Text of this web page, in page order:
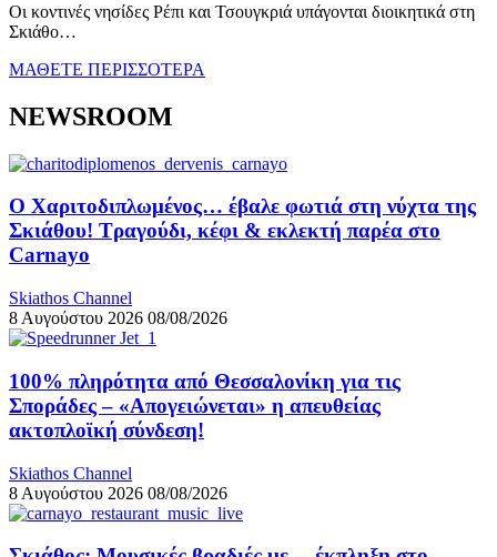
Οι κοντινές νησίδες Ρέπι και Τσουγκριά υπάγονται διοικητικά στη
Σκιάθο…
ΜΑΘΕΤΕ ΠΕΡΙΣΣΟΤΕΡΑ
NEWSROOM
Ο Χαριτοδιπλωμένος… έβαλε φωτιά στη νύχτα της
Σκιάθου! Τραγούδι, κέφι & εκλεκτή παρέα στο
Carnayo
Skiathos Channel
8 Αυγούστου 2026 08/08/2026
100% πληρότητα από Θεσσαλονίκη για τις
Σποράδες – «Απογειώνεται» η απευθείας
ακτοπλοϊκή σύνδεση!
Skiathos Channel
8 Αυγούστου 2026 08/08/2026